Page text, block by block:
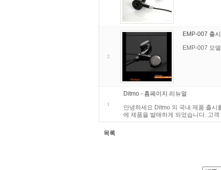
2
EMP-007 출
EMP-007 모
1
Ditmo - 홈페이지 리뉴얼
안녕하세요 Ditmo 의 국내 제품 출시
에 제품을 발매하게 되었습니다. 고
목록